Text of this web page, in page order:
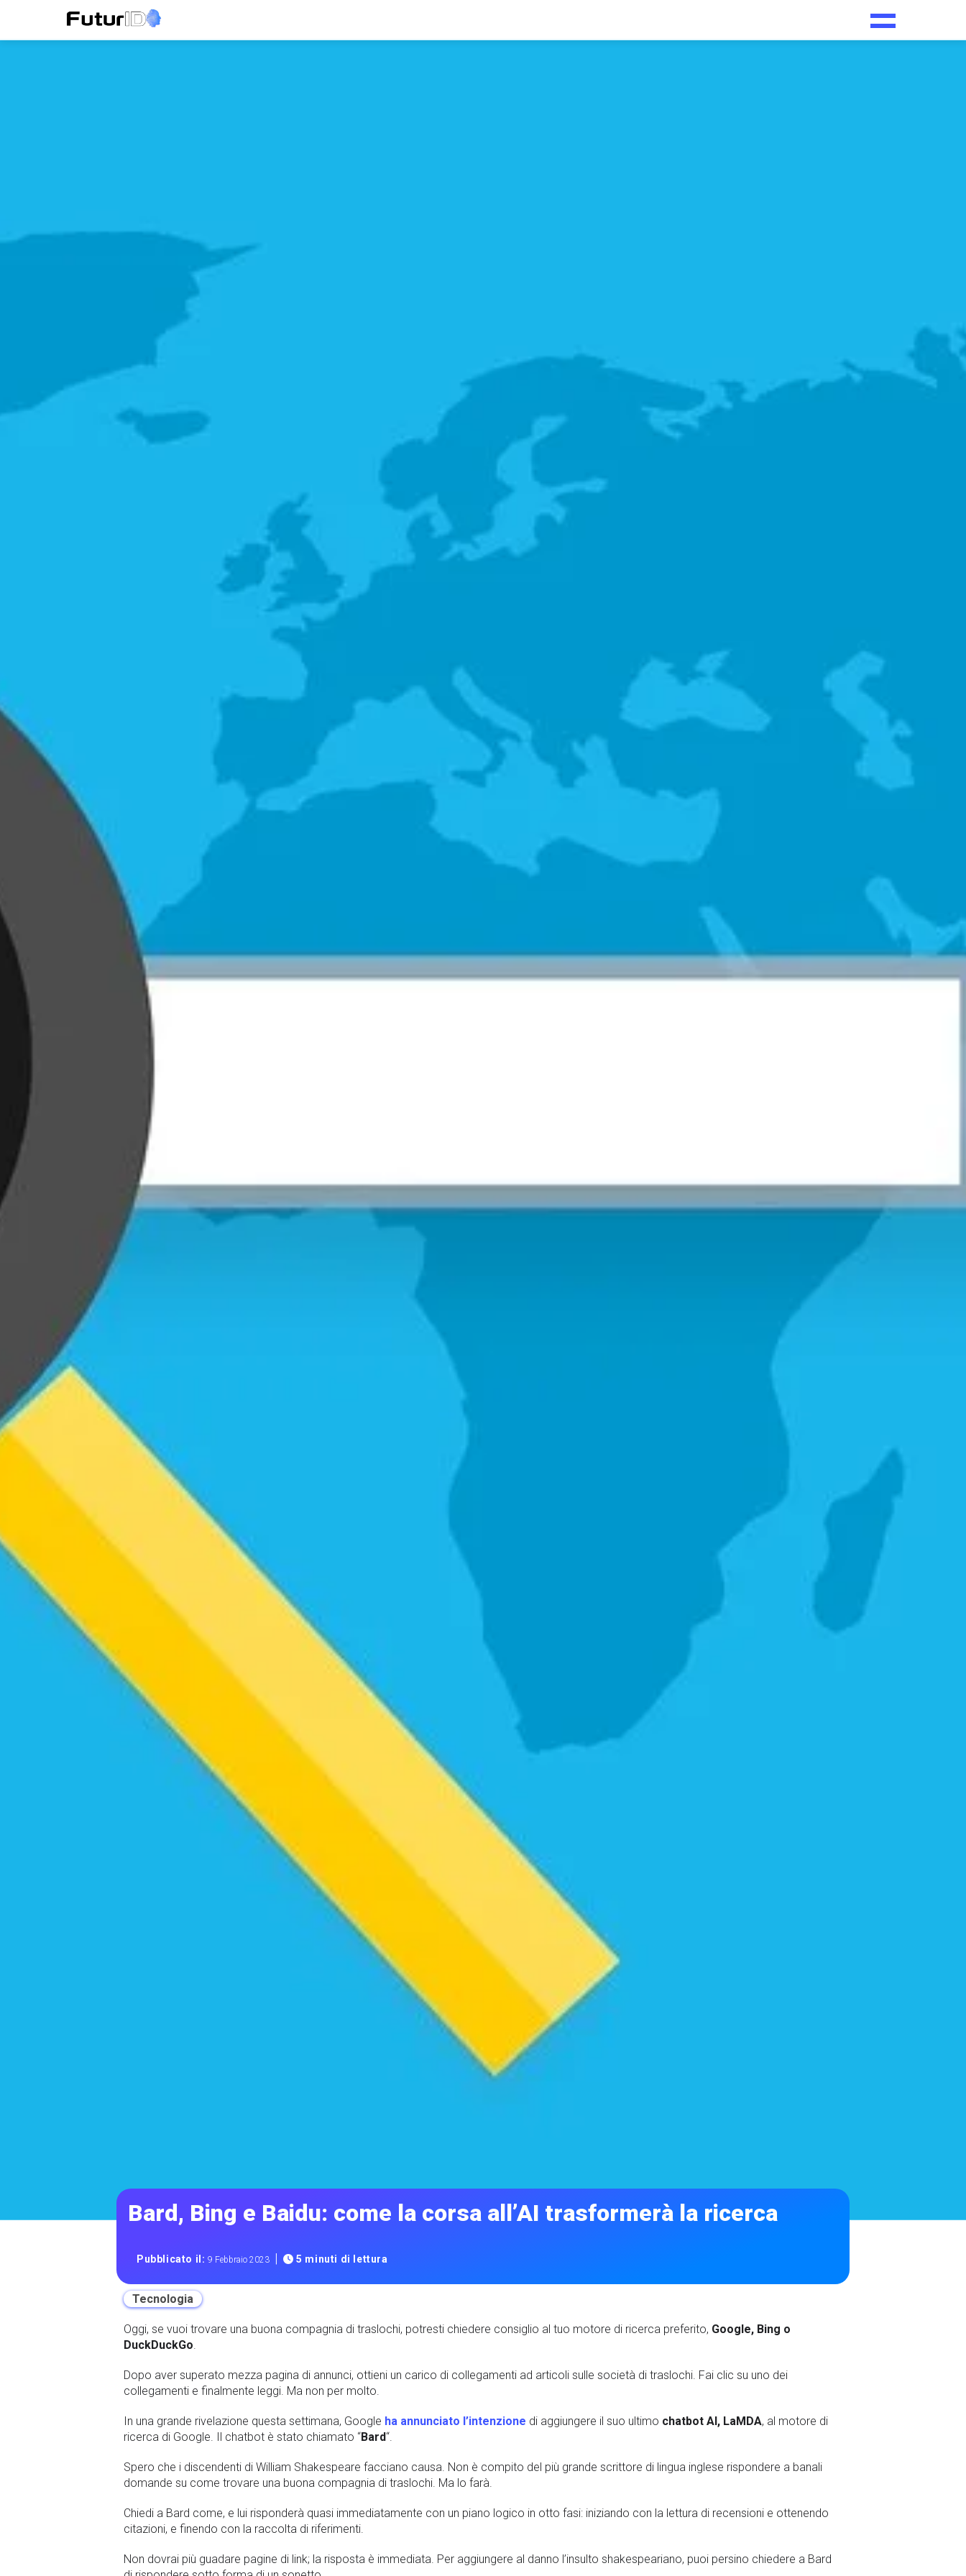
Bard, Bing e Baidu: come la corsa all’AI trasformerà la ricerca
Pubblicato il:9 Febbraio 2023 | 5 minuti di lettura
Tecnologia
Oggi, se vuoi trovare una buona compagnia di traslochi, potresti chiedere consiglio al tuo motore di ricerca preferito, Google, Bing o
DuckDuckGo
Dopo aver superato mezza pagina di annunci, ottieni un carico di collegamenti ad articoli sulle società di traslochi. Fai clic su uno dei
collegamenti e finalmente leggi. Ma non per molto.
In una grande rivelazione questa settimana, Google ha annunciato l’intenzione di aggiungere il suo ultimo chatbot AI, LaMDA, al motore di
ricerca di Google. Il chatbot è stato chiamato “Bard“.
Spero che i discendenti di William Shakespeare facciano causa. Non è compito del più grande scrittore di lingua inglese rispondere a banali
domande su come trovare una buona compagnia di traslochi. Ma lo farà.
Chiedi a Bard come, e lui risponderà quasi immediatamente con un piano logico in otto fasi: iniziando con la lettura di recensioni e ottenendo
citazioni, e finendo con la raccolta di riferimenti.
Non dovrai più guadare pagine di link; la risposta è immediata. Per aggiungere al danno l’insulto shakespeariano, puoi persino chiedere a Bard